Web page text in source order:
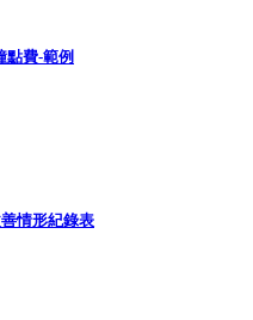
點費-範例
情形紀錄表